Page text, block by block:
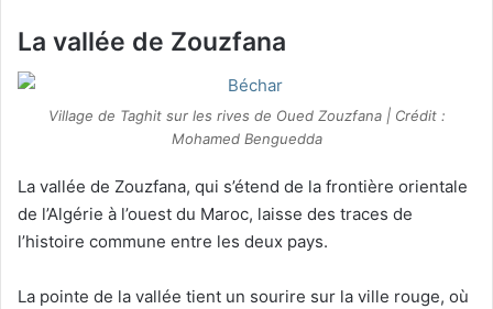
La vallée de Zouzfana
Village de Taghit sur les rives de Oued Zouzfana | Crédit :
Mohamed Benguedda
La vallée de Zouzfana, qui s’étend de la frontière orientale
de l’Algérie à l’ouest du Maroc, laisse des traces de
l’histoire commune entre les deux pays.
La pointe de la vallée tient un sourire sur la ville rouge, où